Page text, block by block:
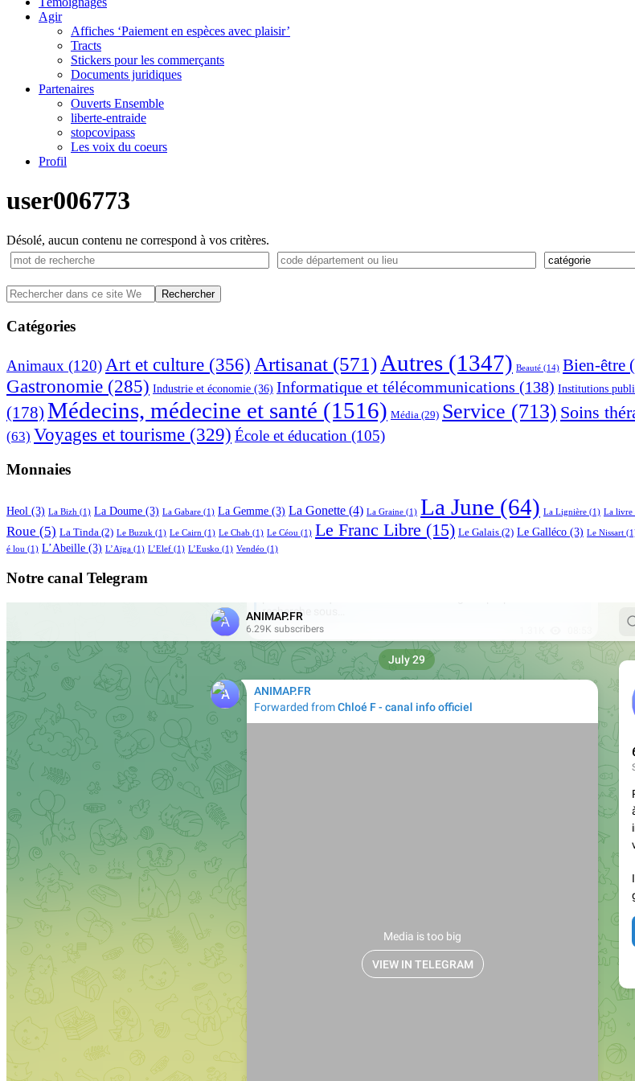
Agir
Affiches ‘Paiement en espèces avec plaisir’
Tracts
Stickers pour les commerçants
Documents juridiques
Partenaires
Ouverts Ensemble
liberte-entraide
stopcovipass
Les voix du coeurs
Profil
user006773
Désolé, aucun contenu ne correspond à vos critères.
Barre
latérale
principale
Rechercher
dans
ce
site
Catégories
Animaux (120)Art et culture (356) Artisanat (571) Autres (1347) Beauté (14) Bien-être
Gastronomie (285) Industrie et économie (36) Informatique et télécommunications (138) Institutions
(178) Médecins, médecine et santé (1516) Média (29) Service (713) Soins
(63) Voyages et tourisme (329) École et éducation (105)
Monnaies
Heol (3) La Bizh (1) La Doume (3) La Gabare (1) La Gemme (3) La Gonette (4) La Graine (1) La June (64) La Lignière (1) La livre
Roue (5) La Tinda (2) Le Buzuk (1) Le Cairn (1) Le Chab (1) Le Céou (1) Le Franc Libre (15) Le Galais (2) Le Galléco (3) Le Nissart
é lou (1) L’Abeille (3) L’Aïga (1) L’Elef (1) L’Eusko (1) Vendéo (1)
Notre canal Telegram